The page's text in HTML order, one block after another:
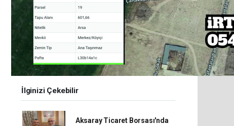
İlginizi Çekebilir
Aksaray Ticaret Borsası'nda